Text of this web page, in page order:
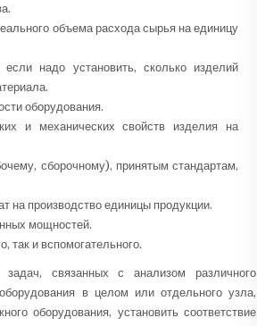
объема расхода сырья на единицу
надо установить, сколько изделий
оборудования.
и механических свойств изделия на
сборочному), принятым стандартам,
на производство единицы продукции.
мощностей.
так и вспомогательного.
связанных с анализом различного
в целом или отдельного узла,
оборудования, установить соответствие